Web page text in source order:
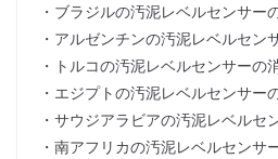
・ブラジルの汚泥レベルセンサー
・アルゼンチンの汚泥レベルセン
・トルコの汚泥レベルセンサーの
・エジプトの汚泥レベルセンサー
・サウジアラビアの汚泥レベルセ
・南アフリカの汚泥レベルセンサ